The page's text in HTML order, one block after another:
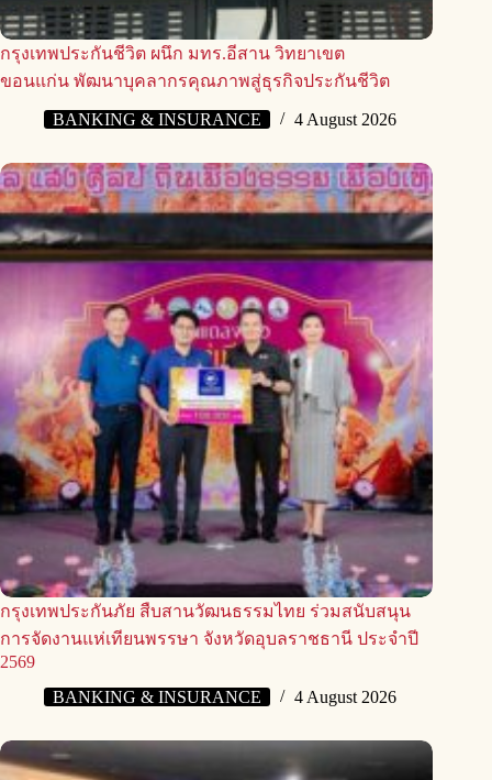
กรุงเทพประกันชีวิต ผนึก มทร.อีสาน วิทยาเขต
ขอนแก่น พัฒนาบุคลากรคุณภาพสู่ธุรกิจประกันชีวิต
BANKING & INSURANCE 4 August 2026
กรุงเทพประกันภัย สืบสานวัฒนธรรมไทย ร่วมสนับสนุน
การจัดงานแห่เทียนพรรษา จังหวัดอุบลราชธานี ประจำปี
2569
BANKING & INSURANCE
4 August 2026